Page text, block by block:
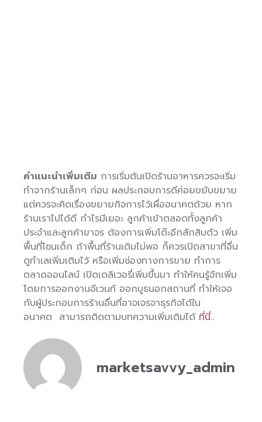
คำแนะนำเพิ่มเติม การเริ่มต้นเปิดร้านอาหารควรจะเริ่ม
ทำจากร้านเล็กๆ ก่อน ผลประกอบการดีค่อยขยับขยาย
แต่ควรจะคิดเรื่องขยายกิจการไว้เผื่ออนาคตด้วย หาก
ร้านเราไปได้ดี กำไรมีเยอะ ลูกค้าเข้าตลอดทั้งลูกค้า
ประจำและลูกค้าขาจร ต้องการเพิ่มโต๊ะอีกสักสิบตัว เพิ่ม
พื้นที่โซนเด็ก ถ้าพื้นที่ร้านเดิมไม่พอ ก็ควรเปิดสาขาที่อื่น
ดูทำเลเพิ่มเติมไว้ หรือเพิ่มช่องทางการขาย ทำการ
ตลาดออนไลน์ เปิดเดลิเวอรี่เพิ่มขึ้นมา ทำให้คนรู้จักเพิ่ม
โดยการออกงานอีเวนท์ ออกบูธนอกสถานที่ ทำให้เจอ
กับผู้ประกอบการร้านอื่นที่อาจเจรจาธุรกิจได้ใน
อนาคต สามารถติดตามบทความเพิ่มเติมได้ ที่นี่..
marketsavvy_admin